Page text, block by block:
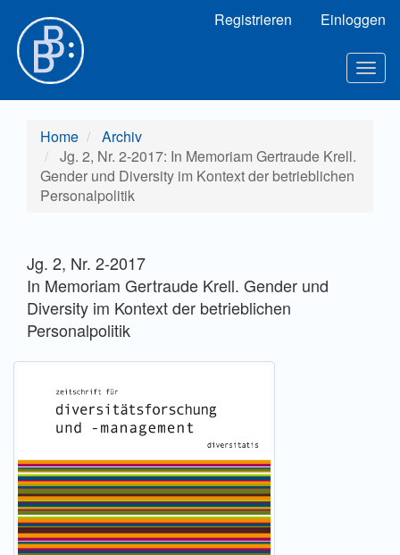
Hauptinhalt
Sidebar
Registrieren Einloggen
Home
Archiv
Jg. 2, Nr. 2-2017: In Memoriam Gertraude Krell.
Gender und Diversity im Kontext der betrieblichen
Personalpolitik
Jg. 2, Nr. 2-2017
In Memoriam Gertraude Krell. Gender und
Diversity im Kontext der betrieblichen
Personalpolitik